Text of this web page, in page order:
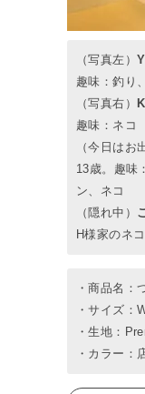
（写真左）
趣味：釣り
（写真右）
趣味：ネコ
（今日はお
13歳。趣味
ン、ネコ
（隠れ中）
H様家のネコ
・商品名：
・サイズ：
・生地：
・カラー：